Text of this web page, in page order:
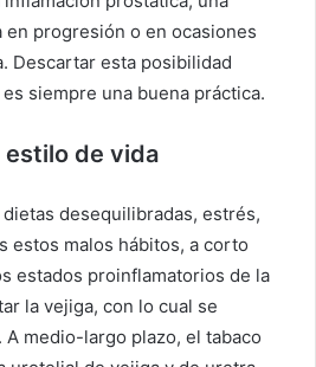
progresión o en ocasiones
Descartar esta posibilidad
siempre una buena práctica.
estilo de vida
desequilibradas, estrés,
estos malos hábitos, a corto
estados proinflamatorios de la
la vejiga, con lo cual se
A medio-largo plazo, el tabaco